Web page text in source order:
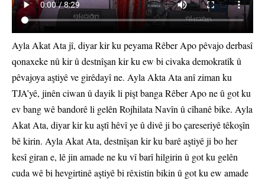
Ayla Akat Ata jî, diyar kir ku peyama Rêber Apo pêvajo derbasî
qonaxeke nû kir û destnîşan kir ku ew bi civaka demokratîk û
pêvajoya aştiyê ve girêdayî ne. Ayla Akta Ata anî ziman ku
TJA’yê, jinên ciwan û dayik li pişt banga Rêber Apo ne û got ku
ev bang wê bandorê li gelên Rojhilata Navîn û cîhanê bike. Ayla
Akat Ata, diyar kir ku aştî hêvî ye û divê ji bo çareseriyê têkoşîn
bê kirin. Ayla Akat Ata, destnîşan kir ku barê aştiyê ji bo her
kesî giran e, lê jin amade ne ku vî barî hilgirin û got ku gelên
cuda wê bi hevgirtinê aştiyê bi rêxistin bikin û got ku ew amade